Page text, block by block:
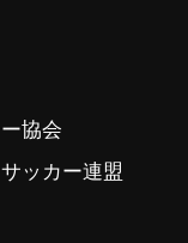
協会
ッカー連盟